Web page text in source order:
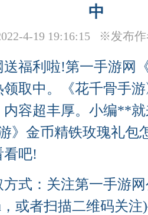
中
4-19 19:16:15 ※发布
利啦!第一手游网
取中。《花千骨手
内容超丰厚。小编**
》金币精铁玫瑰礼包
看吧!
：关注第一手游网
，或者扫描二维码关